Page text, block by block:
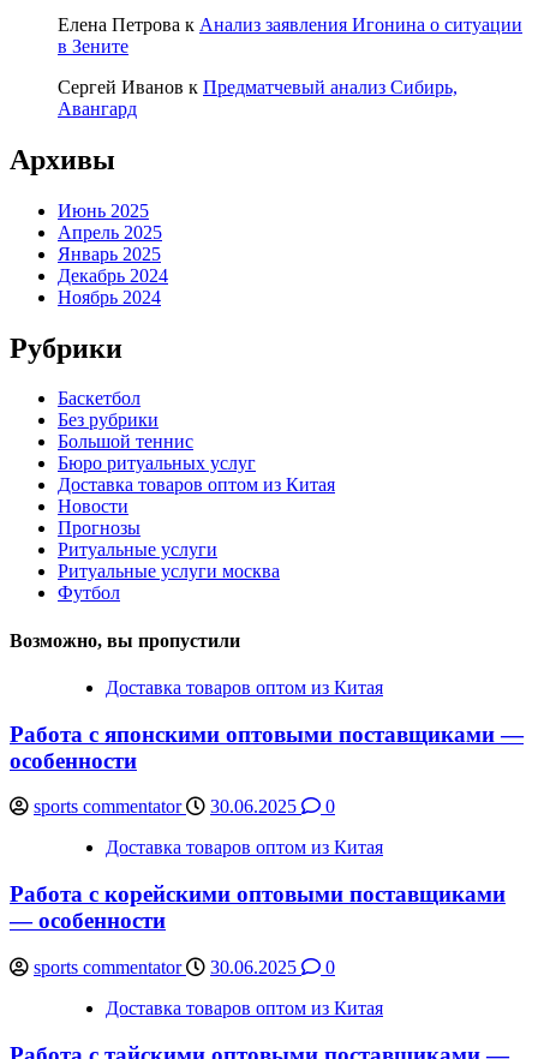
Елена Петрова к Анализ заявления Игонина о ситуации
в Зените
Сергей Иванов к Предматчевый анализ Сибирь,
Авангард
Архивы
Июнь 2025
Апрель 2025
Январь 2025
Декабрь 2024
Ноябрь 2024
Рубрики
Баскетбол
Без рубрики
Большой теннис
Бюро ритуальных услуг
Доставка товаров оптом из Китая
Новости
Прогнозы
Ритуальные услуги
Ритуальные услуги москва
Футбол
Возможно, вы пропустили
Доставка товаров оптом из Китая
Работа с японскими оптовыми поставщиками —
особенности
sports commentator 30.06.2025
0
Доставка товаров оптом из Китая
Работа с корейскими оптовыми поставщиками
— особенности
sports commentator 30.06.2025
0
Доставка товаров оптом из Китая